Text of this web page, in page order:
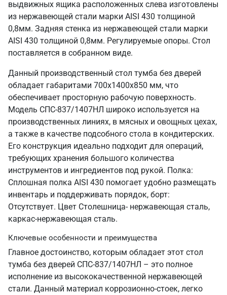
выдвижных ящика расположенных слева изготовлены
из нержавеющей стали марки AISI 430 толщиной
0,8мм. Задняя стенка из нержавеющей стали марки
AISI 430 толщиной 0,8мм. Регулируемые опоры. Стол
поставляется в собранном виде.
Данный производственный стол тумба без дверей
обладает габаритами 700х1400х850 мм, что
обеспечивает просторную рабочую поверхность.
Модель СПС-837/1407НЛ широко используется на
производственных линиях, в мясных и овощных цехах,
а также в качестве подсобного стола в кондитерских.
Его конструкция идеально подходит для операций,
требующих хранения большого количества
инструментов и ингредиентов под рукой. Полка:
Сплошная полка AISI 430 помогает удобно размещать
инвентарь и поддерживать порядок, борт:
Отсутствует. Цвет Столешница- нержавеющая сталь,
каркас-нержавеющая сталь.
Ключевые особенности и преимущества
Главное достоинство, которым обладает этот стол
тумба без дверей СПС-837/1407НЛ – это полное
исполнение из высококачественной нержавеющей
стали. Данный материал коррозионно-стоек, легко